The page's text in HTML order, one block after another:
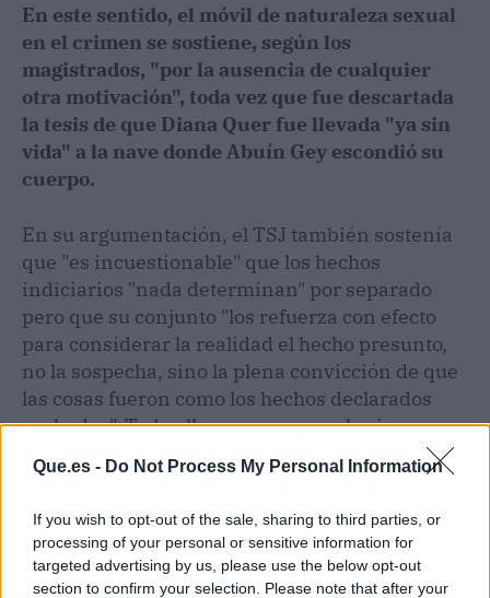
Que.es - Do Not Process My Personal Information
If you wish to opt-out of the sale, sharing to third parties, or
processing of your personal or sensitive information for
targeted advertising by us, please use the below opt-out
section to confirm your selection. Please note that after your
En este sentido, el móvil de naturaleza sexual
en el crimen se sostiene, según los
magistrados, "por la ausencia de cualquier
otra motivación", toda vez que fue descartada
la tesis de que Diana Quer fue llevada "ya sin
vida" a la nave donde Abuín Gey escondió su
cuerpo.
En su argumentación, el TSJ también sostenía
que "es incuestionable" que los hechos
indiciarios "nada determinan" por separado
pero que su conjunto "los refuerza con efecto
para considerar la realidad el hecho presunto,
no la sospecha, sino la plena convicción de que
las cosas fueron como los hechos declarados
probados". Todo ello se suma, para los jueces, a
la ausencia de otras alternativas "sensatas,
razonables, coherentes y sólidas", lo que
refuerza "el juicio lógico del tribunal".
En este punto, recuerdan que los actos de
naturaleza sexual que pudo llevar a cabo Abuín